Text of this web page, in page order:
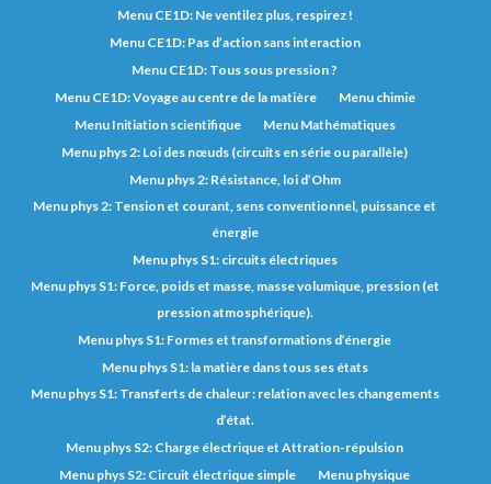
Menu CE1D: Ne ventilez plus, respirez !
Menu CE1D: Pas d’action sans interaction
Menu CE1D: Tous sous pression ?
Menu CE1D: Voyage au centre de la matière
Menu chimie
Menu Initiation scientifique
Menu Mathématiques
Menu phys 2: Loi des nœuds (circuits en série ou parallèle)
Menu phys 2: Résistance, loi d’Ohm
Menu phys 2: Tension et courant, sens conventionnel, puissance et
énergie
Menu phys S1: circuits électriques
Menu phys S1: Force, poids et masse, masse volumique, pression (et
pression atmosphérique).
Menu phys S1: Formes et transformations d’énergie
Menu phys S1: la matière dans tous ses états
Menu phys S1: Transferts de chaleur : relation avec les changements
d’état.
Menu phys S2: Charge électrique et Attration-répulsion
Menu phys S2: Circuit électrique simple
Menu physique